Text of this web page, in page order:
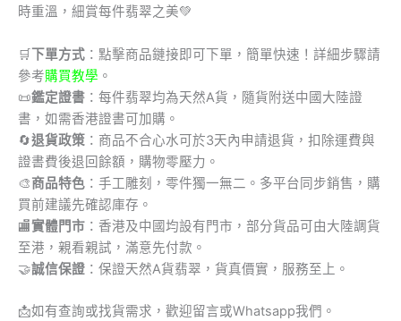
時重溫，細賞每件翡翠之美💚
🛒下單方式 ：點擊商品鏈接即可下單，簡單快速！詳細步驟請
參考購買教學 。
📜鑑定證書 ：每件翡翠均為天然A貨，隨貨附送中國大陸證
書，如需香港證書可加購。
🔄退貨政策 ：商品不合心水可於3天內申請退貨，扣除運費與
證書費後退回餘額，購物零壓力。
🎨商品特色 ：手工雕刻，零件獨一無二。多平台同步銷售，購
買前建議先確認庫存。
🏬實體門市 ：香港及中國均設有門市，部分貨品可由大陸調貨
至港，親看親試，滿意先付款。
🤝誠信保證 ：保證天然A貨翡翠，貨真價實，服務至上。
📩如有查詢或找貨需求，歡迎留言或Whatsapp我們。